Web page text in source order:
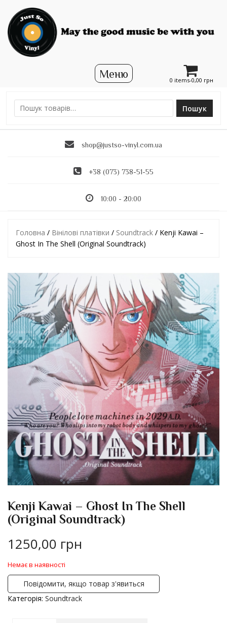
0 items-0,00 грн
Ш
Пошук
shop@justso-vinyl.com.ua
+38 (073) 738-51-55
10:00 - 20:00
Головна / Вінілові платівки / Soundtrack / Kenji Kawai –
Ghost In The Shell (Original Soundtrack)
Kenji Kawai – Ghost In The Shell
(Original Soundtrack)
1250,00 грн
Немає в наявності
Повідомити, якщо товар з'явиться
Категорія: Soundtrack